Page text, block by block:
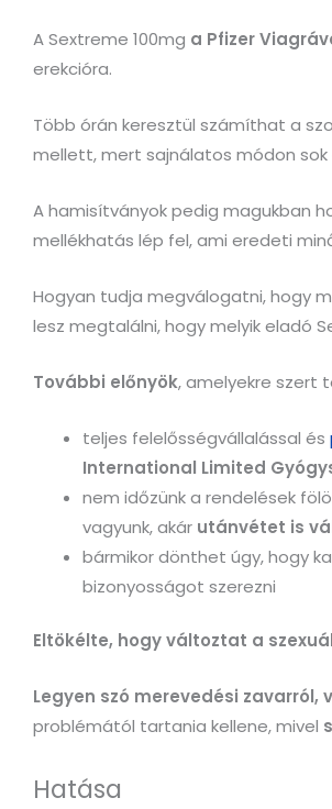
A Sextreme 100mg a Pfizer
erekcióra.
Több órán keresztül számíthat a
mellett, mert sajnálatos módon
A hamisítványok pedig magukban
mellékhatás lép fel, ami eredeti
Hogyan tudja megválogatni, hogy
lesz megtalálni, hogy melyik eladó
További előnyök, amelyekre szert
teljes felelősségvállalással és
International Limited
nem időzünk a rendelések
vagyunk, akár utánvétet is
bármikor dönthet úgy, hogy
bizonyosságot szerezni
Eltökélte, hogy változtat a
Legyen szó merevedési
problémától tartania kellene, mivel
Hatása